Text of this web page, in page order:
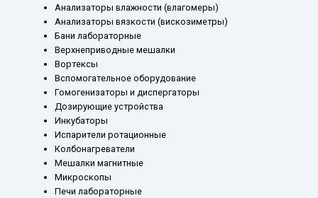
Анализаторы влажности (влагомеры)
Анализаторы вязкости (вискозиметры)
Бани лабораторные
Верхнеприводные мешалки
Вортексы
Вспомогательное оборудование
Гомогенизаторы и диспергаторы
Дозирующие устройства
Инкубаторы
Испарители ротационные
Колбонагреватели
Мешалки магнитные
Микроскопы
Печи лабораторные